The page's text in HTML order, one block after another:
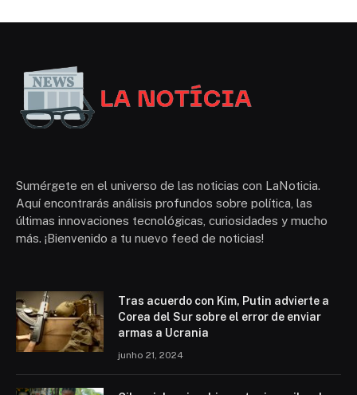
Sumérgete en el universo de las noticias con LaNoticia.
Aquí encontrarás análisis profundos sobre política, las
últimas innovaciones tecnológicas, curiosidades y mucho
más. ¡Bienvenido a tu nuevo feed de noticias!
Tras acuerdo con Kim, Putin advierte a
Corea del Sur sobre el error de enviar
armas a Ucrania
junho 21, 2024